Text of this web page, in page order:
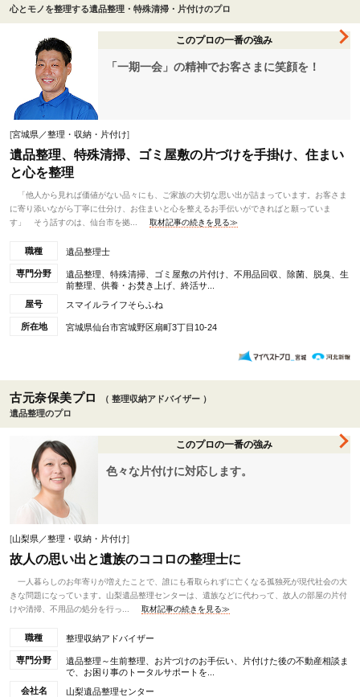
心とモノを整理する遺品整理・特殊清掃・片付けのプロ
このプロの一番の強み
「一期一会」の精神でお客さまに笑顔を！
[宮城県／整理・収納・片付け]
遺品整理、特殊清掃、ゴミ屋敷の片づけを手掛け、住まい
と心を整理
「他人から見れば価値がない品々にも、ご家族の大切な思い出が詰まっています。お客さま
に寄り添いながら丁寧に仕分け、お住まいと心を整えるお手伝いができればと願っていま
す」 そう話すのは、仙台市を拠...
取材記事の続きを見る≫
職種 遺品整理士
専門分野
遺品整理、特殊清掃、ゴミ屋敷の片付け、不用品回収、除菌、脱臭、生
前整理、供養・お焚き上げ、終活サ...
屋号
スマイルライフそらふね
所在地 宮城県仙台市宮城野区扇町3丁目10-24
古元奈保美プロ
（ 整理収納アドバイザー ）
遺品整理のプロ
このプロの一番の強み
色々な片付けに対応します。
[山梨県／整理・収納・片付け]
故人の思い出と遺族のココロの整理士に
一人暮らしのお年寄りが増えたことで、誰にも看取られずに亡くなる孤独死が現代社会の大
きな問題になっています。山梨遺品整理センターは、遺族などに代わって、故人の部屋の片付
けや清掃、不用品の処分を行っ...
取材記事の続きを見る≫
職種 整理収納アドバイザー
専門分野
遺品整理～生前整理、お片づけのお手伝い、片付けた後の不動産相談ま
で、お困り事のトータルサポートを...
会社名
山梨遺品整理センター